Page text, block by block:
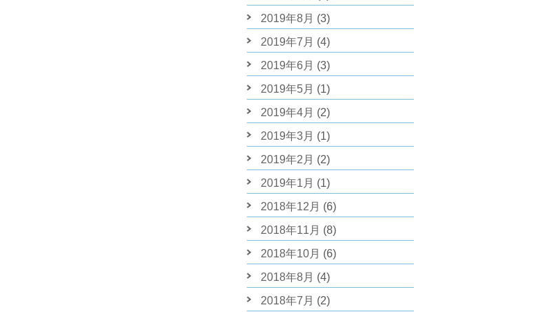
2019年8月 (3)
2019年7月 (4)
2019年6月 (3)
2019年5月 (1)
2019年4月 (2)
2019年3月 (1)
2019年2月 (2)
2019年1月 (1)
2018年12月 (6)
2018年11月 (8)
2018年10月 (6)
2018年8月 (4)
2018年7月 (2)